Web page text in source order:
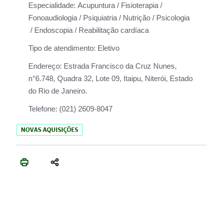
Especialidade: Acupuntura / Fisioterapia /
Fonoaudiologia / Psiquiatria / Nutrição / Psicologia
/ Endoscopia / Reabilitação cardíaca
Tipo de atendimento: Eletivo
Endereço: Estrada Francisco da Cruz Nunes,
n°6.748, Quadra 32, Lote 09, Itaipu, Niterói, Estado
do Rio de Janeiro.
Telefone: (021) 2609-8047
NOVAS AQUISIÇÕES